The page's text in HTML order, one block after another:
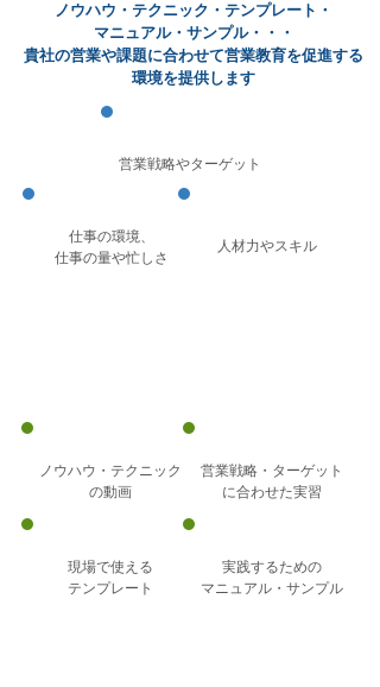
ノウハウ・テクニック・テンプレート・
マニュアル・サンプル・・・
貴社の営業や課題に合わせて営業教育を促進する
環境を提供します
仕事の環境、
仕事の量や忙しさ
営業戦略やターゲット
​人材力やスキル
ノウハウ・テクニック
の​動画​
営業戦略・ターゲット
に合わせた実習
現場で使える
​テンプレート
実践するための
マニュアル・サンプル